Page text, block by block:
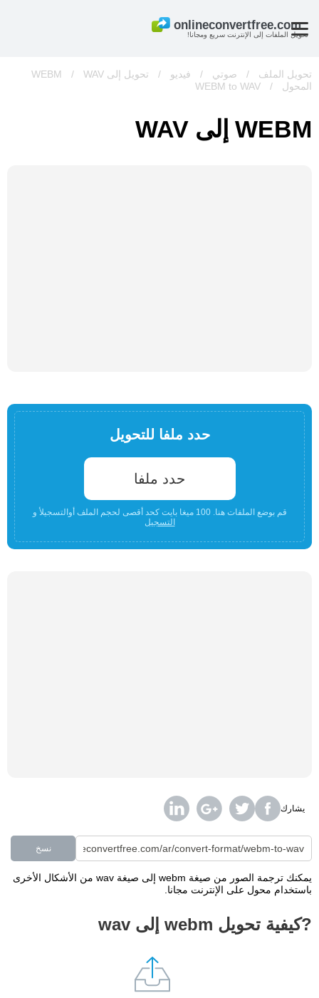
تحويل الملفات إلى الإنترنت سريع ومجانا!
تحويل الملف / صوتي / فيديو / تحويل إلى WEBM /
WAV
المحول
/
WEBM to WAV
WEBM إلى WAV
حدد ملفا للتحويل
حدد ملفا
قم بوضع الملفات هنا. 100 ميغا بايت كحد أقصى لحجم الملف أوالتسجيلأ و
التسجيل
يشارك
نسخ
يمكنك ترجمة الصور من صيغة webm إلى صيغة wav من الأشكال الأخرى
باستخدام محول على الإنترنت مجانا.
?كيفية تحويل webm إلى wav